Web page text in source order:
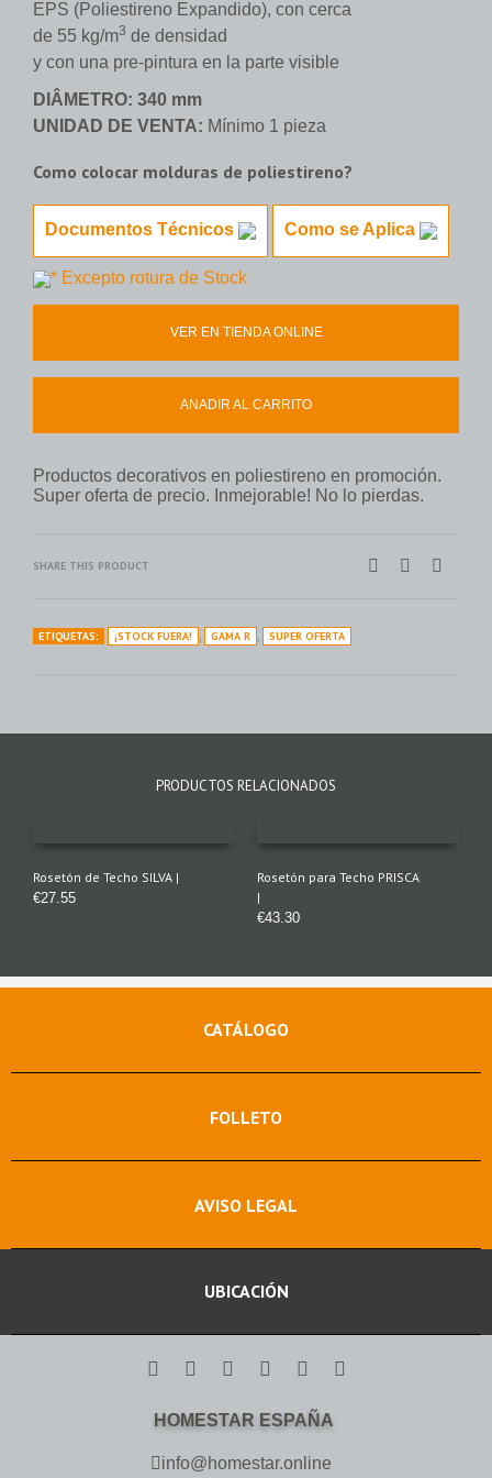
EPS (Poliestireno Expandido), con cerca
de 55 kg/m3 de densidad
y con una pre-pintura en la parte visible
DIÂMETRO: 340 mm
UNIDAD DE VENTA: Mínimo 1 pieza
Como colocar molduras de poliestireno?
Documentos Técnicos Como se Aplica
* Excepto rotura de Stock
VER EN TIENDA ONLINE
ANADIR AL CARRITO
Productos decorativos en poliestireno en promoción.
Super oferta de precio. Inmejorable! No lo pierdas.
SHARE THIS PRODUCT
ETIQUETAS: ¡STOCK FUERA! , GAMA R , SUPER OFERTA
PRODUCTOS RELACIONADOS
Rosetón de Techo SILVA |
€27.55
Rosetón para Techo PRISCA
|
€43.30
CATÁLOGO
FOLLETO
AVISO LEGAL
UBICACIÓN
HOMESTAR ESPAÑA
info@homestar.online